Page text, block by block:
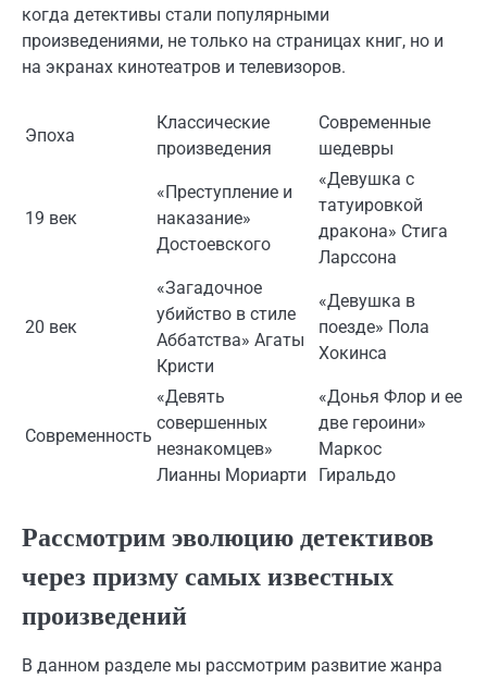
когда детективы стали популярными
произведениями, не только на страницах книг, но и
на экранах кинотеатров и телевизоров.
Эпоха
Классические
произведения
Современные
шедевры
19 век
«Преступление и
наказание»
Достоевского
«Девушка с
татуировкой
дракона» Стига
Ларссона
20 век
«Загадочное
убийство в стиле
Аббатства» Агаты
Кристи
«Девушка в
поезде» Пола
Хокинса
Современность
«Девять
совершенных
незнакомцев»
Лианны Мориарти
«Донья Флор и ее
две героини»
Маркос
Гиральдо
Рассмотрим эволюцию детективов
через призму самых известных
произведений
В данном разделе мы рассмотрим развитие жанра